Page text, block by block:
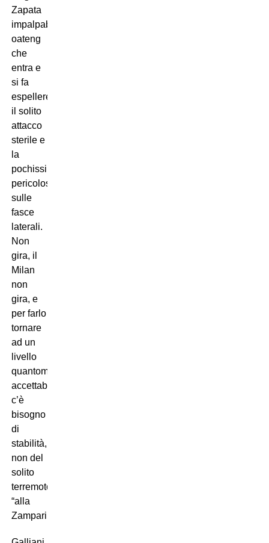
Zapata
impalpabile,
oateng
che
entra e
si fa
espellere,
il solito
attacco
sterile e
la
pochissima
pericolosità
sulle
fasce
laterali.
Non
gira, il
Milan
non
gira, e
per farlo
tornare
ad un
livello
quantomeno
accettabile
c’è
bisogno
di
stabilità,
non del
solito
terremoto
“alla
Zamparini”.